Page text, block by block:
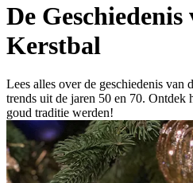
De Geschiedenis
Kerstbal
Lees alles over de geschiedenis van
trends uit de jaren 50 en 70. Ontdek
goud traditie werden!